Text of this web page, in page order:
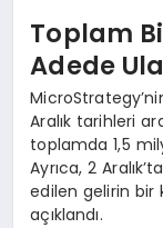
Toplam
Adede
Aralık tarihleri
toplamda 1,5
Ayrıca, 2
edilen gelirin bir
açıklandı.